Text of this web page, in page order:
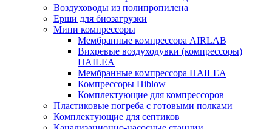
Воздуховоды из полипропилена
Ерши для биозагрузки
Мини компрессоры
Мембранные компрессора AIRLAB
Вихревые воздуходувки (компрессоры)
HAILEA
Мембранные компрессора HAILEA
Компрессоры Hiblow
Комплектующие для компрессоров
Пластиковые погреба с готовыми полками
Комплектующие для септиков